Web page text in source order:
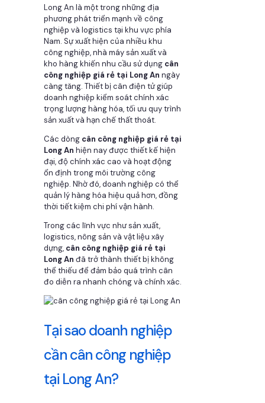
Long An là một trong những địa
phương phát triển mạnh về công
nghiệp và logistics tại khu vực phía
Nam. Sự xuất hiện của nhiều khu
công nghiệp, nhà máy sản xuất và
kho hàng khiến nhu cầu sử dụng cân
công nghiệp giá rẻ tại Long An ngày
càng tăng. Thiết bị cân điện tử giúp
doanh nghiệp kiểm soát chính xác
trọng lượng hàng hóa, tối ưu quy trình
sản xuất và hạn chế thất thoát.
Các dòng cân công nghiệp giá rẻ tại
Long An hiện nay được thiết kế hiện
đại, độ chính xác cao và hoạt động
ổn định trong môi trường công
nghiệp. Nhờ đó, doanh nghiệp có thể
quản lý hàng hóa hiệu quả hơn, đồng
thời tiết kiệm chi phí vận hành.
Trong các lĩnh vực như sản xuất,
logistics, nông sản và vật liệu xây
dựng, cân công nghiệp giá rẻ tại
Long An đã trở thành thiết bị không
thể thiếu để đảm bảo quá trình cân
đo diễn ra nhanh chóng và chính xác.
Tại sao doanh nghiệp
cần cân công nghiệp
tại Long An?